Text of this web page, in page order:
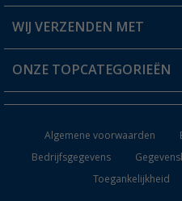
Verlanglijstje
Verzendinformatie
Catalogus
WIJ VERZENDEN MET
ONZE TOPCATEGORIEËN
Keukenaccessoires
Campingmeubilair
Algemene voorwaarden
Bedrijfsgegevens
Toegankelijkheid